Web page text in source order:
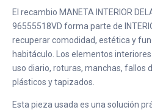
El recambio MANETA INTERIOR
96555518VD forma parte de
recuperar comodidad, estética y
habitáculo. Los elementos
uso diario, roturas, manchas, fallos
plásticos y tapizados.
Esta pieza usada es una solución